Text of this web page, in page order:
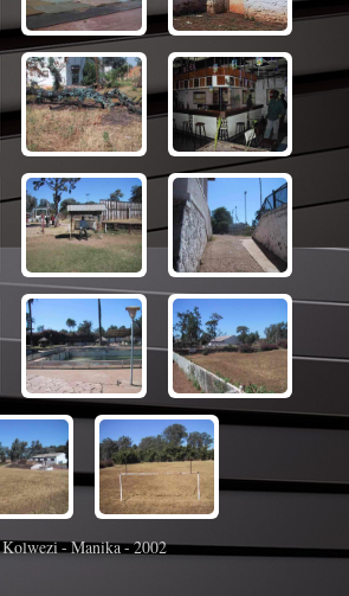
Kolwezi - Manika - 2002